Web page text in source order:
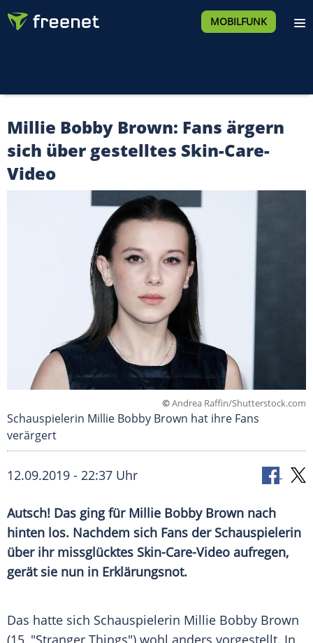
MOBILFUNK
Millie Bobby Brown: Fans ärgern
sich über gestelltes Skin-Care-
Video
©Andrea Raffin/Shutterstock.com
Schauspielerin Millie Bobby Brown hat ihre Fans
verärgert
12.09.2019 - 22:37 Uhr
Autsch! Das ging für Millie Bobby Brown nach
hinten los. Nachdem sich Fans der Schauspielerin
über ihr missglücktes Skin-Care-Video aufregen,
gerät sie nun in Erklärungsnot.
Das hatte sich Schauspielerin Millie Bobby Brown